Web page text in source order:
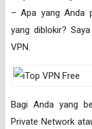
– Apa yang Anda
yang diblokir?
VPN.
Bagi Anda yang
Private Network